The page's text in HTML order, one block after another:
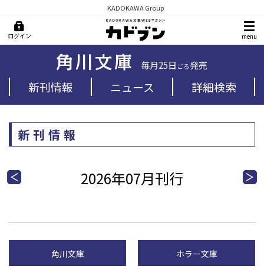
KADOKAWA Group
ログイン menu
毎月25日 ごろ発売
新刊情報 ニュース 詳細検索
新刊情報
2026年07月刊行
角川文庫 ホラー文庫